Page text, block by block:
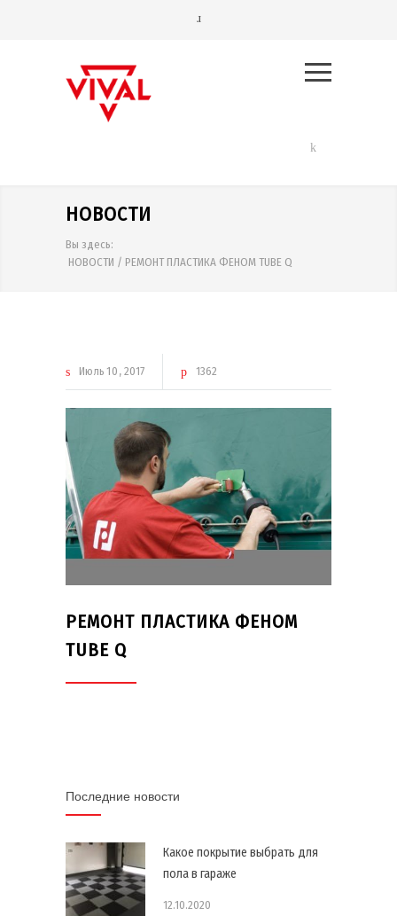
НОВОСТИ
Вы здесь:
НОВОСТИ / РЕМОНТ ПЛАСТИКА ФЕНОМ TUBE Q
Июль 10 2017 1362
РЕМОНТ ПЛАСТИКА ФЕНОМ
TUBE Q
Последние новости
Какое покрытие выбрать для
пола в гараже
12.10.2020